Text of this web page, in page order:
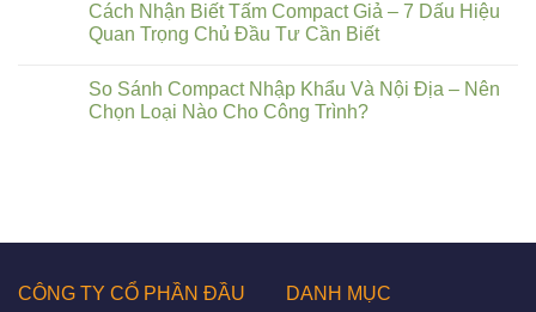
Cách Nhận Biết Tấm Compact Giả – 7 Dấu Hiệu
Quan Trọng Chủ Đầu Tư Cần Biết
So Sánh Compact Nhập Khẩu Và Nội Địa – Nên
Chọn Loại Nào Cho Công Trình?
CÔNG TY CỔ PHẦN ĐẦU
DANH MỤC